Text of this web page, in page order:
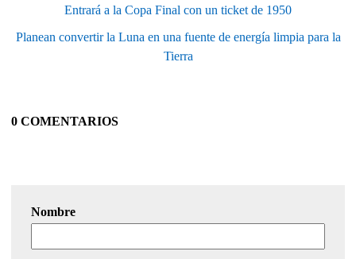
Entrará a la Copa Final con un ticket de 1950
Planean convertir la Luna en una fuente de energía limpia para la
Tierra
0 COMENTARIOS
Nombre